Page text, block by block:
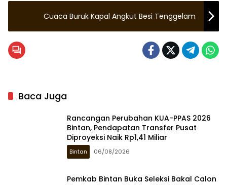
Cuaca Buruk Kapal Angkut Besi Tenggelam
Baca Juga
Rancangan Perubahan KUA-PPAS 2026
Bintan, Pendapatan Transfer Pusat
Diproyeksi Naik Rp1,41 Miliar
Bintan 06/08/2026
Pemkab Bintan Buka Seleksi Bakal Calon